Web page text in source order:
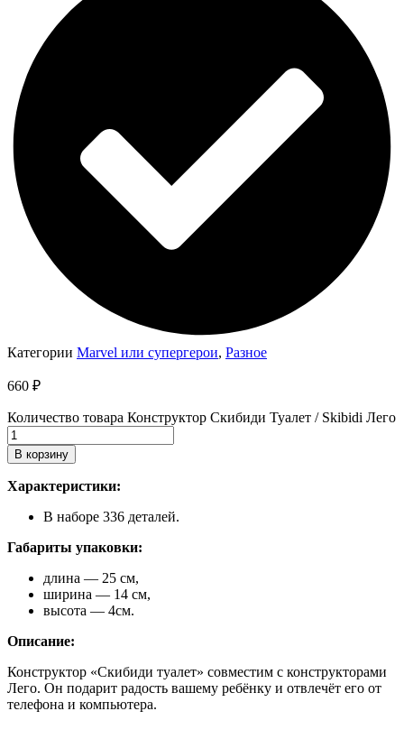
Категории Marvel или супергерои, Разное
660 ₽
Количество товара Конструктор Скибиди Туалет / Skibidi Лего
В корзину
Характеристики:
В наборе 336 деталей.
Габариты упаковки:
длина — 25 см,
ширина — 14 см,
высота — 4см.
Описание:
Конструктор «Скибиди туалет» совместим с конструкторами
Лего. Он подарит радость вашему ребёнку и отвлечёт его от
телефона и компьютера.